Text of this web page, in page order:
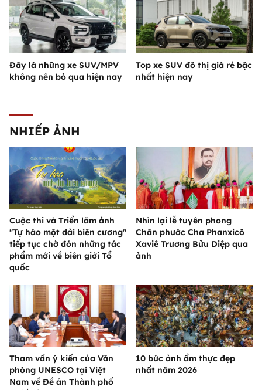
Đây là những xe SUV/MPV
không nên bỏ qua hiện nay
Top xe SUV đô thị giá rẻ bậc
nhất hiện nay
NHIẾP ẢNH
Cuộc thi và Triển lãm ảnh
"Tự hào một dải biên cương"
tiếp tục chờ đón những tác
phẩm mới về biên giới Tổ
quốc
Nhìn lại lễ tuyên phong
Chân phước Cha Phanxicô
Xaviê Trương Bửu Diệp qua
ảnh
Tham vấn ý kiến của Văn
phòng UNESCO tại Việt
Nam về Đề án Thành phố
10 bức ảnh ẩm thực đẹp
nhất năm 2026